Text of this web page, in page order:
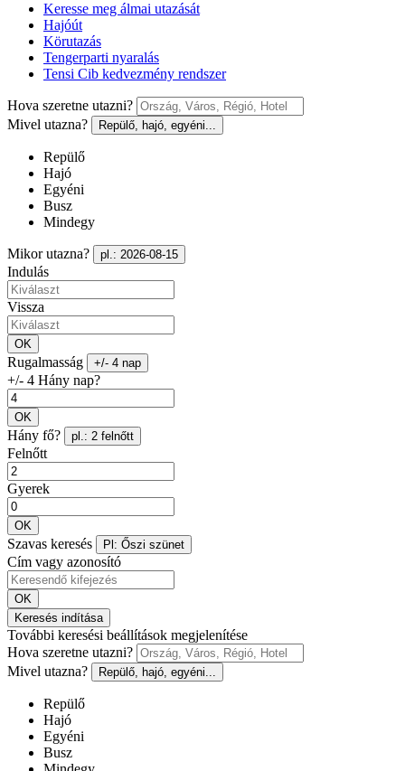
Keresse meg álmai utazását
Hajóút
Körutazás
Tengerparti nyaralás
Tensi Cib kedvezmény rendszer
Hova szeretne utazni?
Mivel utazna?
Repülő, hajó, egyéni...
Repülő
Hajó
Egyéni
Busz
Mindegy
Mikor utazna? pl.: 2026-08-15
Indulás
Vissza
OK
Rugalmasság +/- 4 nap
+/- 4 Hány nap?
OK
Hány fő? pl.: 2 felnőtt
Felnőtt
Gyerek
OK
Szavas keresés Pl: Őszi szünet
Cím vagy azonosító
OK
Keresés indítása
További keresési beállítások megjelenítése
Hova szeretne utazni?
Mivel utazna?
Repülő, hajó, egyéni...
Repülő
Hajó
Egyéni
Busz